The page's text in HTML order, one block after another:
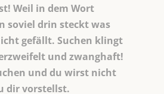
Weil in dem Wort
soviel drin steckt was
gefällt. Suchen klingt
und zwanghaft!
und du wirst nicht
dir vorstellst.